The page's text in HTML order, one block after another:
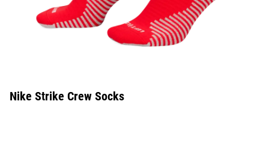
Nike Strike Crew Socks